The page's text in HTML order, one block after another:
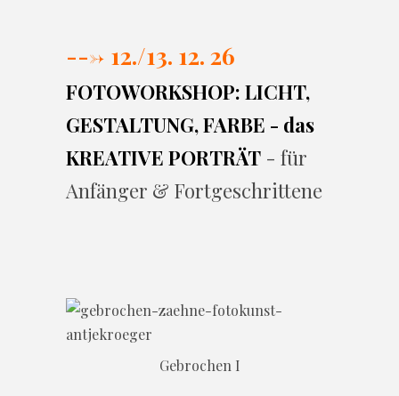
---> 12./13. 12. 26
FOTOWORKSHOP: LICHT,
GESTALTUNG, FARBE - das
KREATIVE PORTRÄT - für
Anfänger & Fortgeschrittene
Gebrochen I